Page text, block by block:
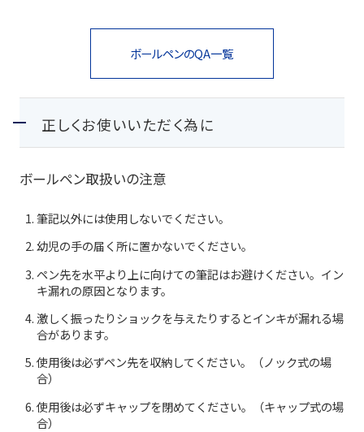
その他新規商材
企業情報
企業情報
会社情報
IR情報
サステナビリティ情報
お知らせ
プレスリリース・新製品情報
パイロットのパーパス
ピックアップ
ボールペンのQA一覧
正しくお使いいただく為に
ボールペン取扱いの注意
筆記以外には使用しないでください。
幼児の手の届く所に置かないでください。
ペン先を水平より上に向けての筆記はお避けください。イン
キ漏れの原因となります。
激しく振ったりショックを与えたりするとインキが漏れる場
合があります。
使用後は必ずペン先を収納してください。（ノック式の場
合）
使用後は必ずキャップを閉めてください。（キャップ式の場
合）